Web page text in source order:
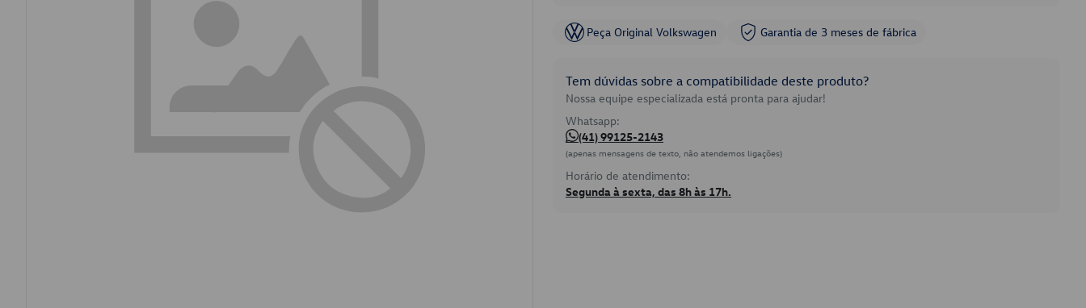
Peça Original Volkswagen Garantia de 3 meses de fábrica
Tem dúvidas sobre a compatibilidade deste produto?
Nossa equipe especializada está pronta para ajudar!
Whatsapp:
(41) 99125-2143
(apenas mensagens de texto, não atendemos ligações)
Horário de atendimento:
Segunda à sexta, das 8h às 17h.